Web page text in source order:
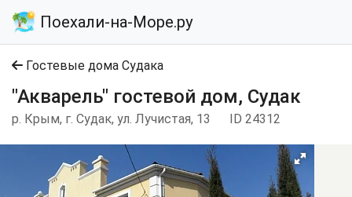
Поехали-на-Море.ру
Гостевые дома Судака
"Акварель" гостевой дом, Судак
р. Крым, г. Судак, ул. Лучистая, 13 ID 24312